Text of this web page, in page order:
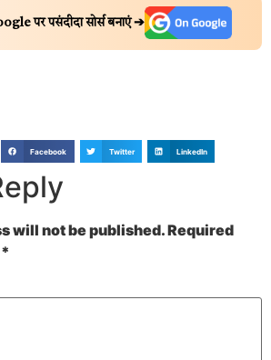
पर पसंदीदा सोर्स बनाएं ➔
Facebook Twitter LinkedIn
will not be published.Required
*